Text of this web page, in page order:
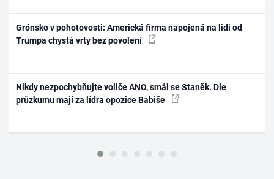
Grónsko v pohotovosti: Americká firma napojená na lidi od
Trumpa chystá vrty bez povolení
Nikdy nezpochybňujte voliče ANO, smál se Staněk. Dle
průzkumu mají za lídra opozice Babiše